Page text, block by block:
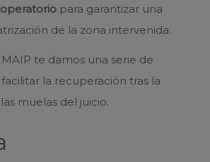
para garantizar una
de la zona intervenida.
te damos una serie de
la recuperación tras la
muelas del juicio.